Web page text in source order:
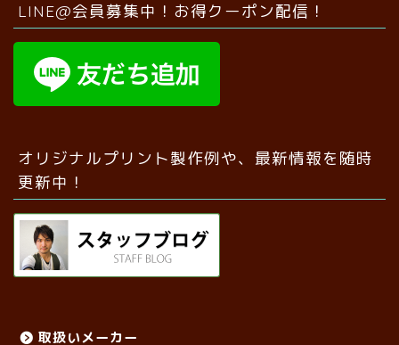
LINE@会員募集中！お得クーポン配信！
オリジナルプリント製作例や、最新情報を随時
更新中！
取扱いメーカー